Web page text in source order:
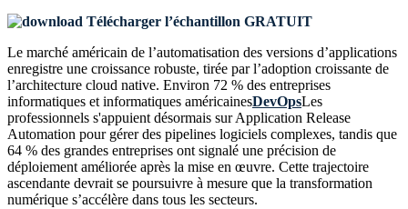
Télécharger l’échantillon GRATUIT
Le marché américain de l’automatisation des versions d’applications
enregistre une croissance robuste, tirée par l’adoption croissante de
l’architecture cloud native. Environ 72 % des entreprises
informatiques et informatiques américainesDevOpsLes
professionnels s'appuient désormais sur Application Release
Automation pour gérer des pipelines logiciels complexes, tandis que
64 % des grandes entreprises ont signalé une précision de
déploiement améliorée après la mise en œuvre. Cette trajectoire
ascendante devrait se poursuivre à mesure que la transformation
numérique s’accélère dans tous les secteurs.